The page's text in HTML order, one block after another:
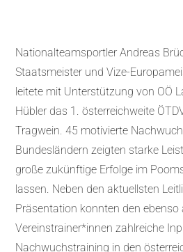
Nationalteamsportler Andreas
Staatsmeister und Vize-
leitete mit Unterstützung von OÖ
Hübler das 1. österreichweite
Tragwein. 45 motivierte
Bundesländern zeigten starke
große zukünftige Erfolge im
lassen. Neben den aktuellsten
Präsentation konnten den ebenso
Vereinstrainer*innen zahlreiche
Nachwuchstraining in den